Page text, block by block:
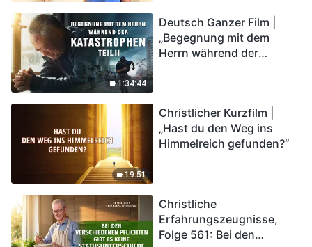
1:34:44
Deutsch Ganzer Film |
„Begegnung mit dem
Herrn während der
in das Königreich Gottes
eintreten?
19:51
Christlicher Kurzfilm |
„Hast du den Weg ins
Himmelreich gefunden?“
Christliche
Erfahrungszeugnisse,
Folge 561: Bei den